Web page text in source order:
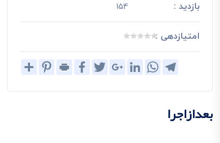
بازدید : 154
امتیازدهی :
Share
PinterestPrint
FacebookTwitterGoogle+LinkedIn
WhatsAppTelegram
بعدازاجرا